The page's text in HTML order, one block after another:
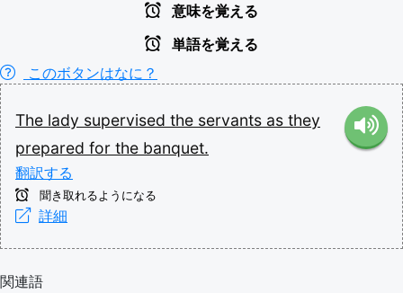
意味を覚える
単語を覚える
このボタンはなに？
The lady supervised the servants as they
prepared for the banquet.
翻訳する
聞き取れるようになる
詳細
関連語